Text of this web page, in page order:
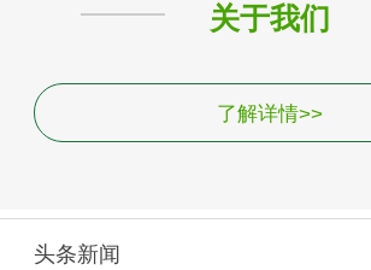
关于我们
了解详情>>
头条新闻